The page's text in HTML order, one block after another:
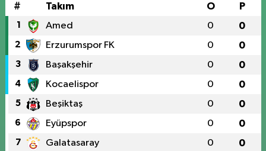
# Takım O P
1 Amed 0 0
2 Erzurumspor FK 0 0
3 Başakşehir 0 0
4 Kocaelispor 0 0
5 Beşiktaş 0 0
6 Eyüpspor 0 0
7 Galatasaray 0 0